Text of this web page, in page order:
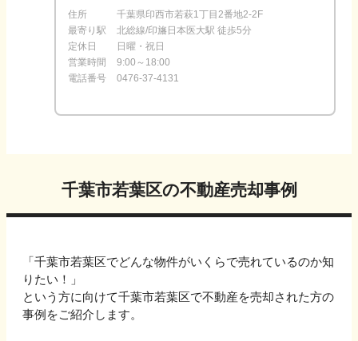
住所
千葉県印西市若萩1丁目2番地2-2F
最寄り駅
北総線/印旛日本医大駅 徒歩5分
定休日
日曜・祝日
営業時間
9:00～18:00
電話番号
0476-37-4131
千葉市若葉区の不動産売却事例
「千葉市若葉区でどんな物件がいくらで売れているのか知
りたい！」
という方に向けて千葉市若葉区で不動産を売却された方の
事例をご紹介します。